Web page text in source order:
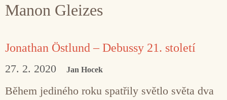
Manon Gleizes
Jonathan Östlund – Debussy 21. století
27. 2. 2020 Jan Hocek
Během jediného roku spatřily světlo světa dva